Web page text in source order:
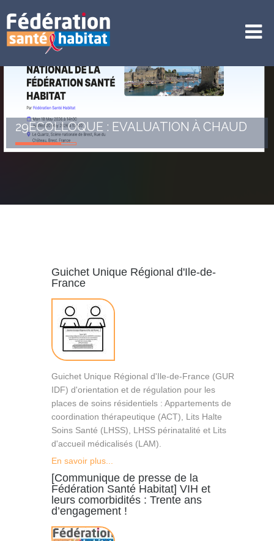
29ÈCOLLOQUE : EVALUATION À CHAUD
Guichet Unique Régional d'Ile-de-
France
Guichet Unique Régional d'Ile-de-France (GUR
IDF) d'orientation et de régulation pour les
places de soins résidentiels : Appartements de
coordination thérapeutique (ACT), Lits Halte
Soins Santé (LHSS), LHSS périnatalité et Lits
d'accueil médicalisés (LAM).
En savoir plus...
[Communique de presse de la
Fédération Santé Habitat] VIH et
leurs comorbidités : Trente ans
d’engagement !